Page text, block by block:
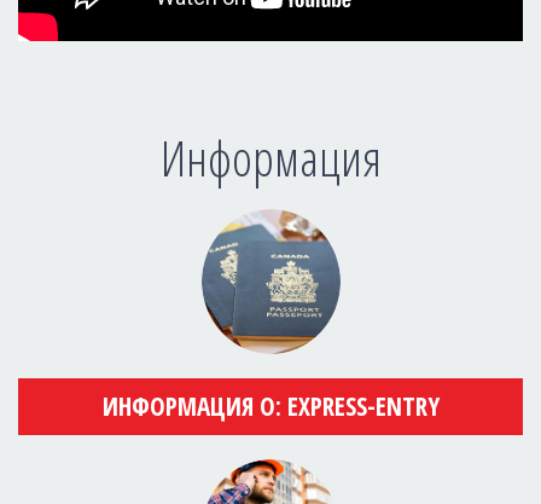
Информация
ИНФОРМАЦИЯ О: EXPRESS-ENTRY